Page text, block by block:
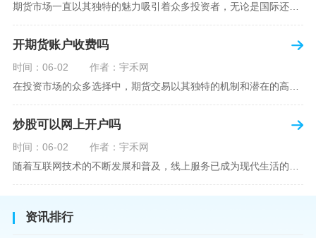
期货市场一直以其独特的魅力吸引着众多投资者，无论是国际还是国内场景下，其波澜壮阔的市场行情都给予了投资者无限遐想。今天，我们将深入探讨一个特别的问题——"国内期货可以做空吗"？这个问题不仅关乎投资者的策略布局，更涉及到期货市场机制的基本理解。在深入探讨之前，我们首先需要明确几个期货市场的基础概念。期货，是指在标准化合约基础上，双方承诺在未来某一特定时间以约定价格买卖一定数量的商品或金融产品的合约。它允訸投资者通过买入（做多）或卖出（做空）合约来预测未来价格的变动。我们来揭开国
开期货账户收费吗
时间：06-02
作者：宇禾网
在投资市场的众多选择中，期货交易以其独特的机制和潜在的高收益吸引了不少投资者。但对于初学者而言，步入期货市场的第一步—开设期货账户，往往伴随着众多疑惑，其中一个常见问题就是：“开期货账户需要收费吗？”本文将从各个角度为您详细解读开设期货账户的相关费用，助您清晰理解期货账户的开设流程及其成本。在开始探讨相关费用前，我们首先简要了解一下期货账户的开设流程。通常情况下，开设期货账户需要您选择一家具有良好信誉的期货公司或经纪公司，填写账户开设申请表格，并提交身份证明与初步的资金证明等
炒股可以网上开户吗
时间：06-02
作者：宇禾网
随着互联网技术的不断发展和普及，线上服务已成为现代生活的一部分。在金融市场方面，炒股已不再是股票交易所和证券公司营业大厅的专利，网上开户成为了一种便捷的选择。本文旨在详细介绍网上炒股开户的流程、优点以及注意事项，助您更好地了解和踏入线上股票交易的大门。网上开户，即通过互联网申请并完成证券账户及资金账户的开设过程，允许投资者在电子设备上进行股票、债券等金融工具的交易。随着移动支付和电子认证技术的进步，网上开户过程已经变得非常快捷和安全。选择证券公司：您需要选择一家提供网上开户服
资讯排行